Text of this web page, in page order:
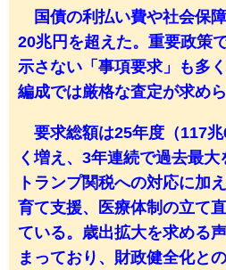
国債の利払い費や社会保
20兆円を超えた。重要政策
示さない「事項要求」も多
編成では厳格な査定が求めら
要求総額は25年度（117兆
く増え、3年連続で過去最
トランプ関税への対応に加
育て支援、医療体制の立て
ている。歳出拡大を求める
まっており、財政健全化と